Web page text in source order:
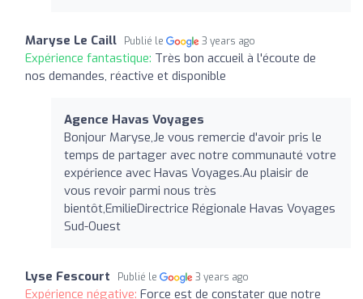
Maryse Le Caill Publié le 3 years ago
Expérience fantastique: Très bon accueil à l'écoute de
nos demandes, réactive et disponible
Agence Havas Voyages
Bonjour Maryse,Je vous remercie d'avoir pris le
temps de partager avec notre communauté votre
expérience avec Havas Voyages.Au plaisir de
vous revoir parmi nous très
bientôt,EmilieDirectrice Régionale Havas Voyages
Sud-Ouest
Lyse Fescourt Publié le 3 years ago
Expérience négative: Force est de constater que notre